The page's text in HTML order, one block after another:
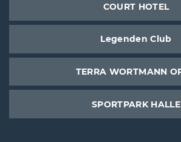
COURT HOTEL
Legenden Club
TERRA WORTMANN
SPORTPARK HALLE